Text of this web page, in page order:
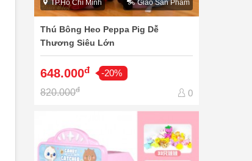
TP.Hồ Chí Minh Giao Sản Phẩm
Thú Bông Heo Peppa Pig Dễ
Thương Siêu Lớn
648.000đ
-20%
820.000đ 0